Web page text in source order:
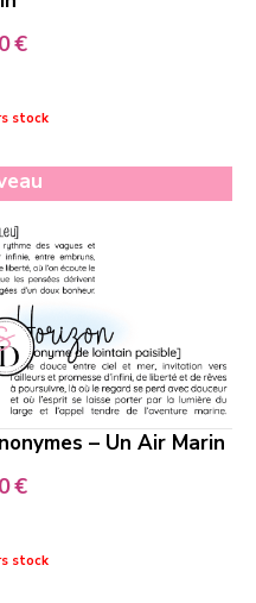
€
stock
– Un Air Marin
€
stock